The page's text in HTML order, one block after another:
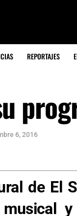
REPORTAJES
6, 2016
de El
musical